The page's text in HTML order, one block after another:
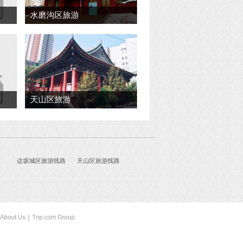
水磨沟区旅游
天山区旅游
达坂城区旅游线路
天山区旅游线路
About Us Trip.com Group